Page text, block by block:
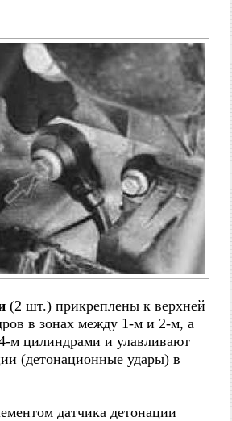
(2 шт.) прикреплены к верхней
в зонах между 1-м и 2-м, а
м цилиндрами и улавливают
(детонационные удары) в
датчика детонации